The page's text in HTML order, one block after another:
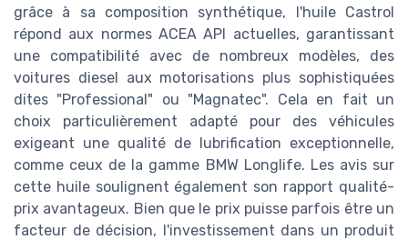
grâce à sa composition synthétique, l'huile Castrol
répond aux normes ACEA API actuelles, garantissant
une compatibilité avec de nombreux modèles, des
voitures diesel aux motorisations plus sophistiquées
dites "Professional" ou "Magnatec". Cela en fait un
choix particulièrement adapté pour des véhicules
exigeant une qualité de lubrification exceptionnelle,
comme ceux de la gamme BMW Longlife. Les avis sur
cette huile soulignent également son rapport qualité-
prix avantageux. Bien que le prix puisse parfois être un
facteur de décision, l'investissement dans un produit